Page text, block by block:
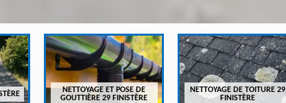
NETTOYAGE ET POSE DE
GOUTTIÈRE 29 FINISTÈRE
NETTOYAGE DE TOITURE 29
FINISTÈRE